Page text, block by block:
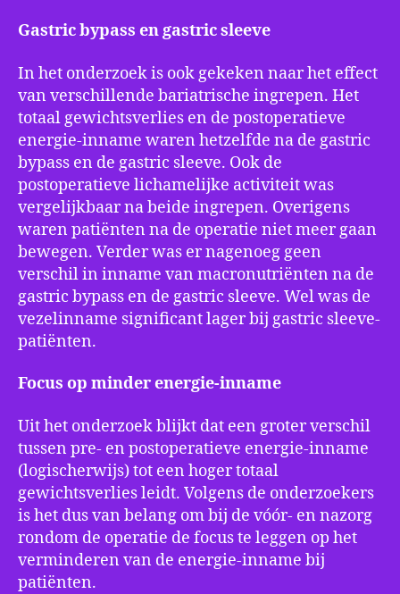
Gastric bypass en gastric sleeve
In het onderzoek is ook gekeken naar het effect
van verschillende bariatrische ingrepen. Het
totaal gewichtsverlies en de postoperatieve
energie-inname waren hetzelfde na de gastric
bypass en de gastric sleeve. Ook de
postoperatieve lichamelijke activiteit was
vergelijkbaar na beide ingrepen. Overigens
waren patiënten na de operatie niet meer gaan
bewegen. Verder was er nagenoeg geen
verschil in inname van macronutriënten na de
gastric bypass en de gastric sleeve. Wel was de
vezelinname significant lager bij gastric sleeve-
patiënten.
Focus op minder energie-inname
Uit het onderzoek blijkt dat een groter verschil
tussen pre- en postoperatieve energie-inname
(logischerwijs) tot een hoger totaal
gewichtsverlies leidt. Volgens de onderzoekers
is het dus van belang om bij de vóór- en nazorg
rondom de operatie de focus te leggen op het
verminderen van de energie-inname bij
patiënten.